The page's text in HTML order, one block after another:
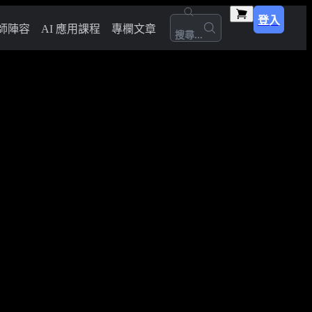
陣容 AI 應用課程 專欄文章 搜尋...
登入